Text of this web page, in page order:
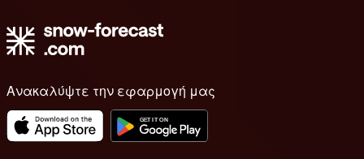
Ανακαλύψτε την εφαρμογή μας